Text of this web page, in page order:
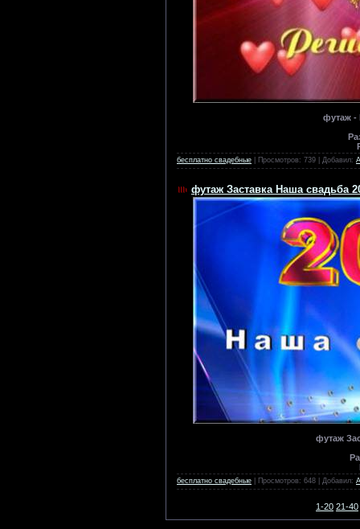
футаж -
бесплатно свадебные | Просмотров: 739 | Добавил:
футаж Заставка Наша свадьба
футаж
бесплатно свадебные | Просмотров: 648 | Добавил:
1-20 21-40